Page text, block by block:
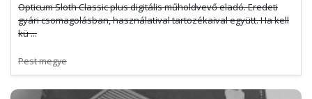
Opticum Sloth Classic plus digitális műholdvevő eladó. Eredeti
gyári csomagolásban, használatival tartozékaival együtt. Ha kell
kü ...
Pest megye